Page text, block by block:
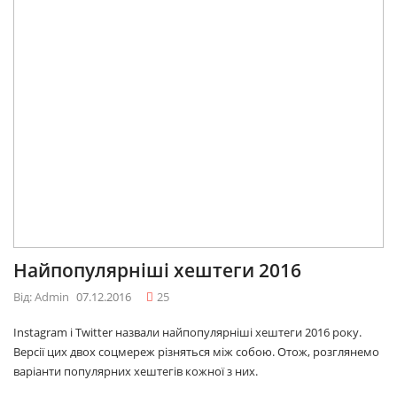
Найпопулярніші хештеги 2016
Від: Admin 07.12.2016 25
Instagram і Twitter назвали найпопулярніші хештеги 2016 року.
Версії цих двох соцмереж різняться між собою. Отож, розглянемо
варіанти популярних хештегів кожної з них.